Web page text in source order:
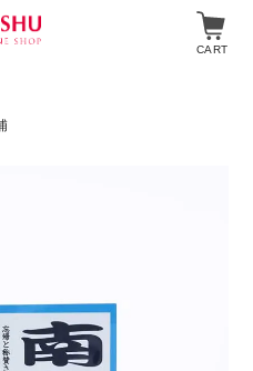
CART